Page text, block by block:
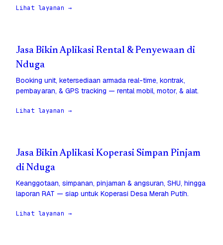
Lihat layanan →
Jasa Bikin Aplikasi Rental & Penyewaan di
Nduga
Booking unit, ketersediaan armada real-time, kontrak,
pembayaran, & GPS tracking — rental mobil, motor, & alat.
Lihat layanan →
Jasa Bikin Aplikasi Koperasi Simpan Pinjam
di Nduga
Keanggotaan, simpanan, pinjaman & angsuran, SHU, hingga
laporan RAT — siap untuk Koperasi Desa Merah Putih.
Lihat layanan →